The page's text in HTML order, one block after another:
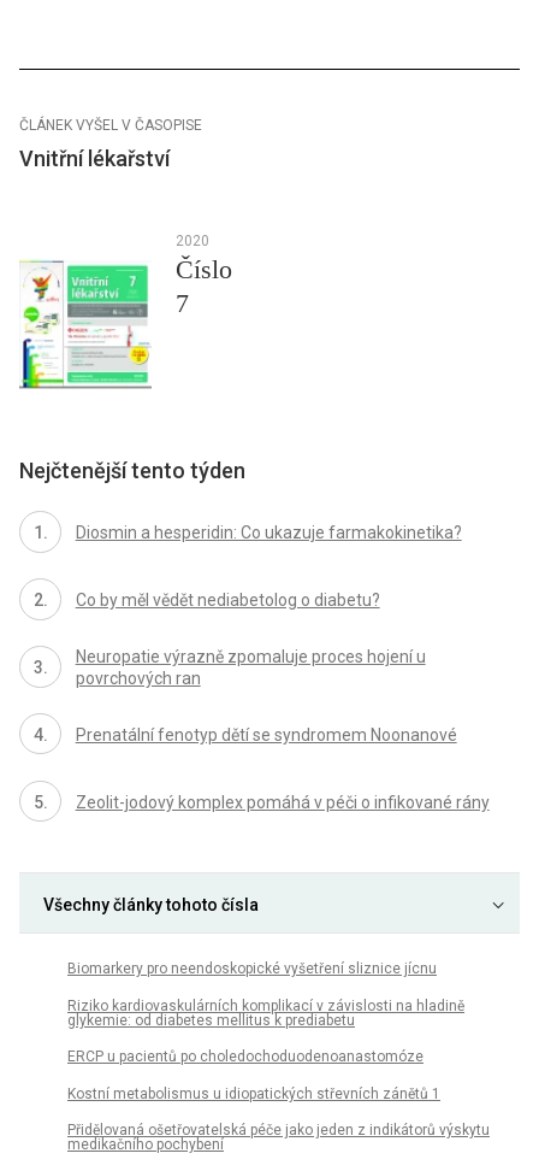
ČLÁNEK VYŠEL V ČASOPISE
Vnitřní lékařství
2020
Číslo
7
Nejčtenější tento týden
Diosmin a hesperidin: Co ukazuje farmakokinetika?
Co by měl vědět nediabetolog o diabetu?
Neuropatie výrazně zpomaluje proces hojení u
povrchových ran
Prenatální fenotyp dětí se syndromem Noonanové
Zeolit-jodový komplex pomáhá v péči o infikované rány
Všechny články tohoto čísla
Biomarkery pro neendoskopické vyšetření sliznice jícnu
Riziko kardiovaskulárních komplikací v závislosti na hladině
glykemie: od diabetes mellitus k prediabetu
ERCP u pacientů po choledochoduodenoanastomóze
Kostní metabolismus u idiopatických střevních zánětů 1
Přidělovaná ošetřovatelská péče jako jeden z indikátorů výskytu
medikačního pochybení